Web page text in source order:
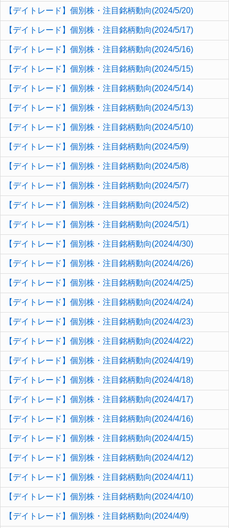
【デイトレード】個別株・注目銘柄動向(2024/5/20)
【デイトレード】個別株・注目銘柄動向(2024/5/17)
【デイトレード】個別株・注目銘柄動向(2024/5/16)
【デイトレード】個別株・注目銘柄動向(2024/5/15)
【デイトレード】個別株・注目銘柄動向(2024/5/14)
【デイトレード】個別株・注目銘柄動向(2024/5/13)
【デイトレード】個別株・注目銘柄動向(2024/5/10)
【デイトレード】個別株・注目銘柄動向(2024/5/9)
【デイトレード】個別株・注目銘柄動向(2024/5/8)
【デイトレード】個別株・注目銘柄動向(2024/5/7)
【デイトレード】個別株・注目銘柄動向(2024/5/2)
【デイトレード】個別株・注目銘柄動向(2024/5/1)
【デイトレード】個別株・注目銘柄動向(2024/4/30)
【デイトレード】個別株・注目銘柄動向(2024/4/26)
【デイトレード】個別株・注目銘柄動向(2024/4/25)
【デイトレード】個別株・注目銘柄動向(2024/4/24)
【デイトレード】個別株・注目銘柄動向(2024/4/23)
【デイトレード】個別株・注目銘柄動向(2024/4/22)
【デイトレード】個別株・注目銘柄動向(2024/4/19)
【デイトレード】個別株・注目銘柄動向(2024/4/18)
【デイトレード】個別株・注目銘柄動向(2024/4/17)
【デイトレード】個別株・注目銘柄動向(2024/4/16)
【デイトレード】個別株・注目銘柄動向(2024/4/15)
【デイトレード】個別株・注目銘柄動向(2024/4/12)
【デイトレード】個別株・注目銘柄動向(2024/4/11)
【デイトレード】個別株・注目銘柄動向(2024/4/10)
【デイトレード】個別株・注目銘柄動向(2024/4/9)